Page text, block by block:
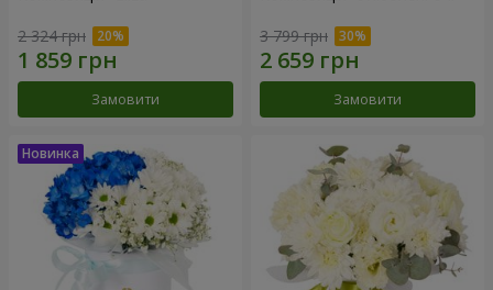
2 324 грн
Замовити
3 799 грн
Замовити